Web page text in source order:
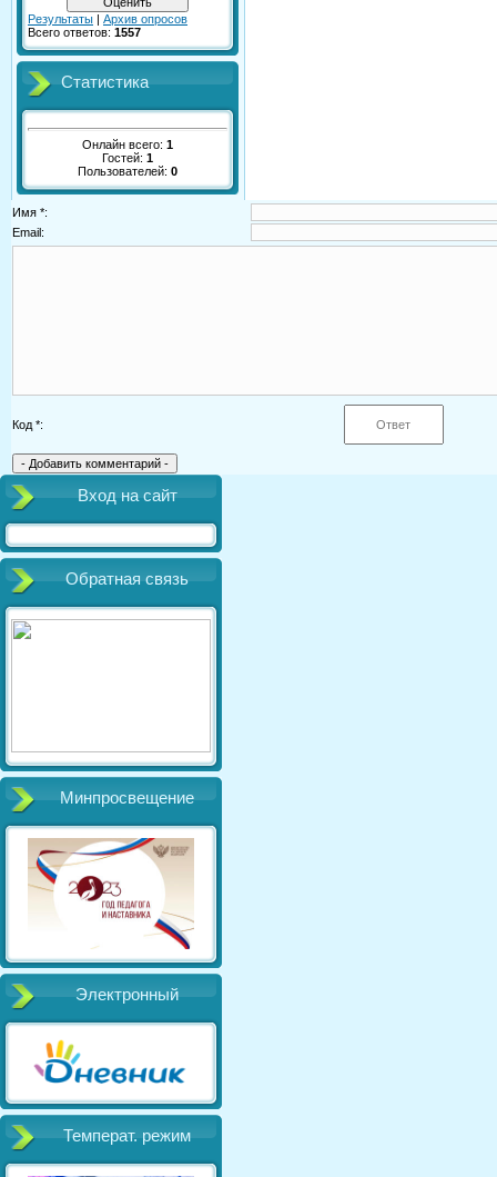
Результаты | Архив опросов
Всего ответов: 1557
Статистика
Онлайн всего: 1
Гостей: 1
Пользователей: 0
Имя *:
Email:
Код *:
Вход на сайт
Обратная связь
Минпросвещение
Электронный
Температ. режим